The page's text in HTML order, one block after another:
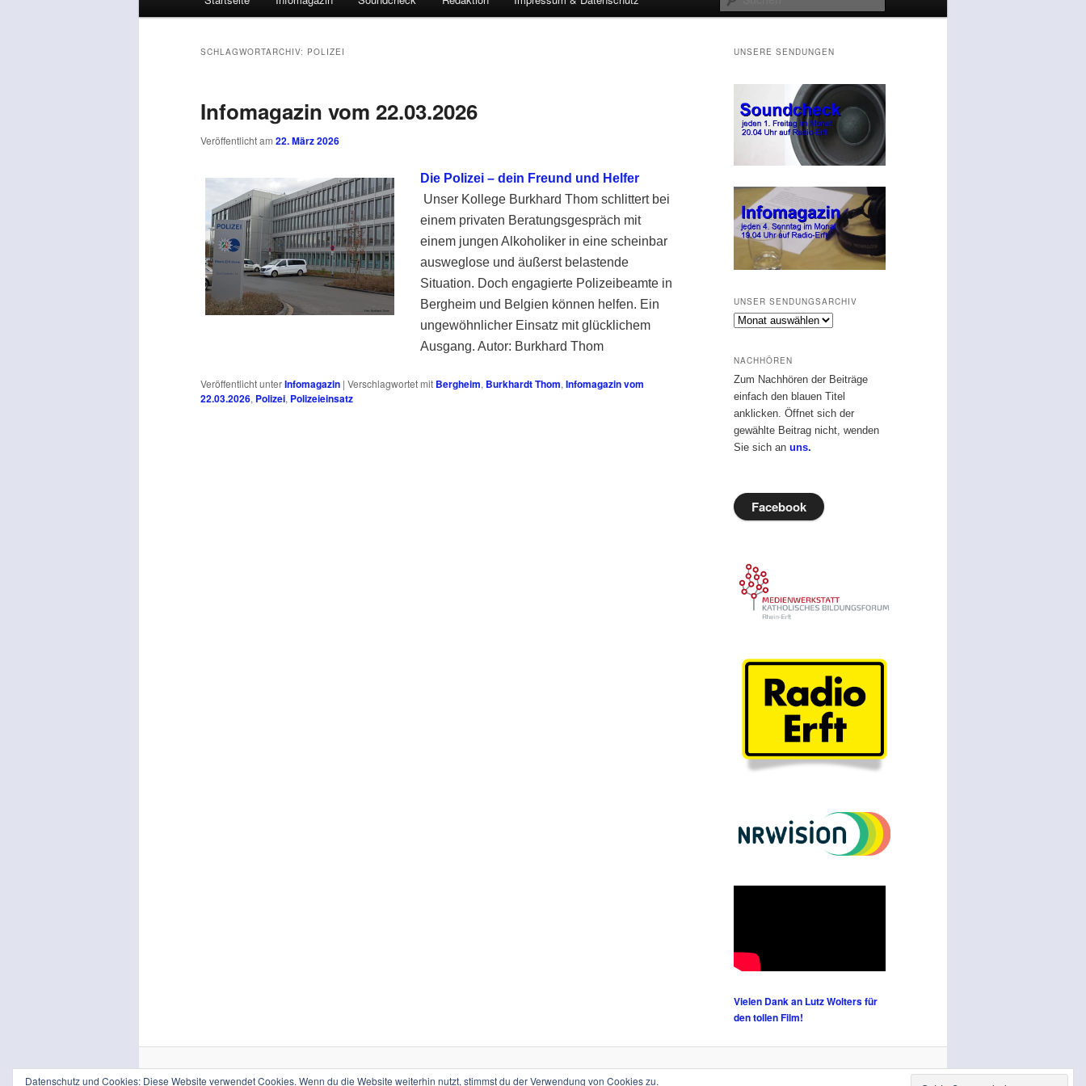
SCHLAGWORTARCHIV: POLIZEI
Infomagazin vom 22.03.2026
Veröffentlicht am 22. März 2026
Die Polizei – dein Freund und Helfer
Unser Kollege Burkhard Thom schlittert bei
einem privaten Beratungsgespräch mit
einem jungen Alkoholiker in eine scheinbar
ausweglose und äußerst belastende
Situation. Doch engagierte Polizeibeamte in
Bergheim und Belgien können helfen. Ein
ungewöhnlicher Einsatz mit glücklichem
Ausgang. Autor: Burkhard Thom
Veröffentlicht unterInfomagazin | Verschlagwortet mit Bergheim, Burkhardt Thom, Infomagazin vom
22.03.2026, Polizei, Polizeieinsatz
UNSERE SENDUNGEN
UNSER SENDUNGSARCHIV
Unser
NACHHÖREN
Zum Nachhören der Beiträge
einfach den blauen Titel
anklicken. Öffnet sich der
gewählte Beitrag nicht, wenden
Sie sich an uns.
Facebook
Vielen Dank an Lutz Wolters für
den tollen Film!
Stolz präsentiert von WordPress
Datenschutz und Cookies: Diese Website verwendet Cookies. Wenn du die Website weiterhin nutzt, stimmst du der Verwendung von Cookies zu.